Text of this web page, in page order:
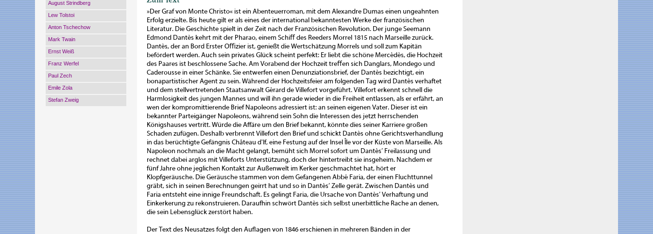
August Strindberg
Lew Tolstoi
Anton Tschechow
Mark Twain
Ernst Weiß
Franz Werfel
Paul Zech
Emile Zola
Stefan Zweig
»Der Graf von Monte Christo« ist ein Abenteuerroman, mit dem Alexandre Dumas einen ungeahnten
Erfolg erzielte. Bis heute gilt er als eines der international bekanntesten Werke der französischen
Literatur. Die Geschichte spielt in der Zeit nach der Französischen Revolution. Der junge Seemann
Edmond Dantès kehrt mit der Pharao, einem Schiﬀ des Reeders Morrel 1815 nach Marseille zurück.
Dantès, der an Bord Erster Oﬃzier ist, genießt die Wertschätzung Morrels und soll zum Kapitän
befördert werden. Auch sein privates Glück scheint perfekt: Er liebt die schöne Mercédès, die Hochzeit
des Paares ist beschlossene Sache. Am Vorabend der Hochzeit treﬀen sich Danglars, Mondego und
Caderousse in einer Schänke. Sie entwerfen einen Denunziationsbrief, der Dantès bezichtigt, ein
bonapartistischer Agent zu sein. Während der Hochzeitsfeier am folgenden Tag wird Dantès verhaftet
und dem stellvertretenden Staatsanwalt Gérard de Villefort vorgeführt. Villefort erkennt schnell die
Harmlosigkeit des jungen Mannes und will ihn gerade wieder in die Freiheit entlassen, als er erfährt, an
wen der kompromittierende Brief Napoleons adressiert ist: an seinen eigenen Vater. Dieser ist ein
bekannter Parteigänger Napoleons, während sein Sohn die Interessen des jetzt herrschenden
Königshauses vertritt. Würde die Affäre um den Brief bekannt, könnte dies seiner Karriere großen
Schaden zufügen. Deshalb verbrennt Villefort den Brief und schickt Dantès ohne Gerichtsverhandlung
in das berüchtigte Gefängnis Château d'If, eine Festung auf der Insel Île vor der Küste von Marseille. Als
Napoleon nochmals an die Macht gelangt, bemüht sich Morrel sofort um Dantès’ Freilassung und
rechnet dabei arglos mit Villeforts Unterstützung, doch der hintertreibt sie insgeheim. Nachdem er
fünf Jahre ohne jeglichen Kontakt zur Außenwelt im Kerker geschmachtet hat, hört er
Klopfgeräusche. Die Geräusche stammen von dem Gefangenen Abbé Faria, der einen Fluchttunnel
gräbt, sich in seinen Berechnungen geirrt hat und so in Dantès’ Zelle gerät. Zwischen Dantès und
Faria entsteht eine innige Freundschaft. Es gelingt Faria, die Ursache von Dantès’ Verhaftung und
Einkerkerung zu rekonstruieren. Daraufhin schwört Dantès sich selbst unerbittliche Rache an denen,
die sein Lebensglück zerstört haben.
Der Text des Neusatzes folgt den Auflagen von 1846 erschienen in mehreren Bänden in der